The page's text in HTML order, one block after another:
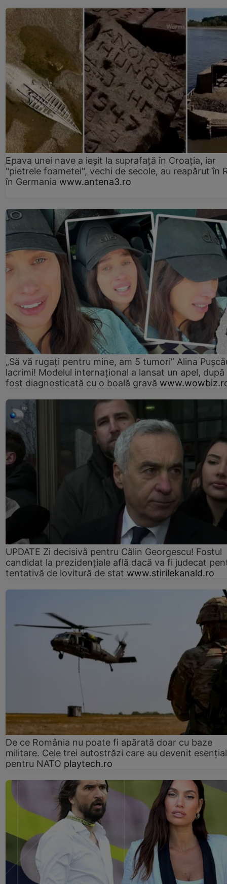
Epava unei nave a ieșit la suprafață în Croația, iar
"pietrele foametei", vechi de secole, au reapărut în
în Germania www.antena3.ro
„Să vă rugați pentru mine, am 5 tumori” Alina
lacrimi! Modelul internațional a lansat un apel, după
fost diagnosticată cu o boală gravă
UPDATE Zi decisivă pentru Călin Georgescu! Fostul
candidat la prezidențiale află dacă va fi judecat
tentativă de lovitură de stat www.stirilekanald.ro
De ce România nu poate fi apărată doar cu baze
militare. Cele trei autostrăzi care au devenit
pentru NATO playtech.ro